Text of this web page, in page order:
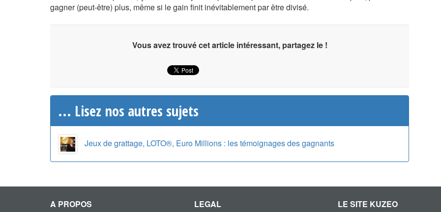
gagner (peut-être) plus, même si le gain finit inévitablement par être divisé.
Vous avez trouvé cet article intéressant, partagez le !
... Lisez nos autres sujets
Jeux de grattage, LOTO®, Euro Millions : les témoignages des gagnants
A PROPOS
LEGAL
LE SITE KUZEO